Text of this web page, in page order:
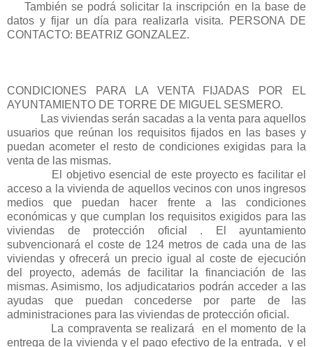
También se podrá solicitar la inscripción en la base de
datos y fijar un día para realizarla visita. PERSONA DE
CONTACTO: BEATRIZ GONZALEZ.
CONDICIONES PARA LA VENTA FIJADAS POR EL
AYUNTAMIENTO DE TORRE DE MIGUEL SESMERO.
Las viviendas serán sacadas a la venta para aquellos
usuarios que reúnan los requisitos fijados en las bases y
puedan acometer el resto de condiciones exigidas para la
venta de las mismas.
El objetivo esencial de este proyecto es facilitar el
acceso a la vivienda de aquellos vecinos con unos ingresos
medios que puedan hacer frente a las condiciones
económicas y que cumplan los requisitos exigidos para las
viviendas de protección oficial . El ayuntamiento
subvencionará el coste de 124 metros de cada una de las
viviendas y ofrecerá un precio igual al coste de ejecución
del proyecto, además de facilitar la financiación de las
mismas. Asimismo, los adjudicatarios podrán acceder a las
ayudas que puedan concederse por parte de las
administraciones para las viviendas de protección oficial.
La compraventa se realizará
en el momento de la
entrega de la vivienda y el pago efectivo de la entrada,
y el